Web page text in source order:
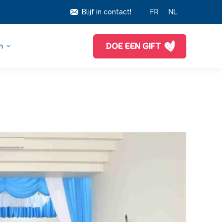
Blijf in contact! FR NL
DOE EEN GIFT